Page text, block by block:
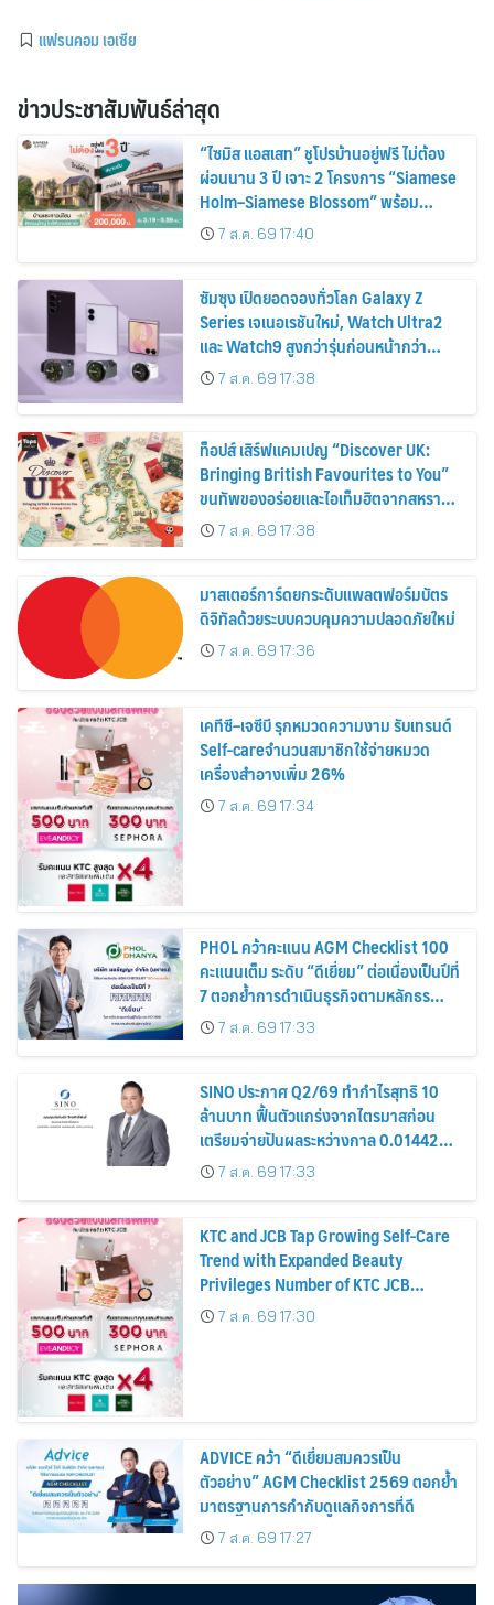
แฟรนคอม เอเซีย
ข่าวประชาสัมพันธ์ล่าสุด
“ไซมิส แอสเสท” ชูโปรบ้านอยู่ฟรี ไม่ต้อง
ผ่อนนาน 3 ปี เจาะ 2 โครงการ “Siamese
Holm–Siamese Blossom” พร้อม
ส่วนลดและสิทธิพิเศษถึง 31 สิงหาคม
2569
7 ส.ค. 69 17:40
ซัมซุง เปิดยอดจองทั่วโลก Galaxy Z
Series เจเนอเรชันใหม่, Watch Ultra2
และ Watch9 สูงกว่ารุ่นก่อนหน้ากว่า
30%7 ส.ค. 69 17:38
ท็อปส์ เสิร์ฟแคมเปญ “Discover UK:
Bringing British Favourites to You”
ขนทัพของอร่อยและไอเท็มฮิตจากสหราช
อาณาจักร ส่งตรงถึงมือตั้งแต่วันนี้ – 18
สิงหาคมนี้
7 ส.ค. 69 17:38
มาสเตอร์การ์ดยกระดับแพลตฟอร์มบัตร
ดิจิทัลด้วยระบบควบคุมความปลอดภัยใหม่
7 ส.ค. 69 17:36
เคทีซี–เจซีบี รุกหมวดความงาม รับเทรนด์
Self-careจำนวนสมาชิกใช้จ่ายหมวด
เครื่องสำอางเพิ่ม 26%
7 ส.ค. 69 17:34
PHOL คว้าคะแนน AGM Checklist 100
คะแนนเต็ม ระดับ “ดีเยี่ยม” ต่อเนื่องเป็นปีที่
7 ตอกย้ำการดำเนินธุรกิจตามหลักธร
รมาภิบาล โปร่งใส สร้างความเชื่อมั่นผู้ถือ
หุ้น
7 ส.ค. 69 17:33
SINO ประกาศ Q2/69 ทำกำไรสุทธิ 10
ล้านบาท ฟื้นตัวแกร่งจากไตรมาสก่อน
เตรียมจ่ายปันผลระหว่างกาล 0.014423
บาทต่อหุ้น ครึ่งปีหลังมุ่งเติบโตต่อเนื่อง
7 ส.ค. 69 17:33
KTC and JCB Tap Growing Self-Care
Trend with Expanded Beauty
Privileges Number of KTC JCB
Cardmembers Spending on
Cosmetics Rises 26%
7 ส.ค. 69 17:30
ADVICE คว้า “ดีเยี่ยมสมควรเป็น
ตัวอย่าง” AGM Checklist 2569 ตอกย้ำ
มาตรฐานการกำกับดูแลกิจการที่ดี
7 ส.ค. 69 17:27